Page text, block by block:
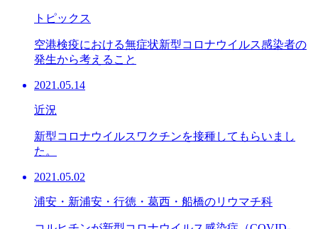
トピックス
空港検疫における無症状新型コロナウイルス感染者の
発生から考えること
2021.05.14
近況
新型コロナウイルスワクチンを接種してもらいまし
た。
2021.05.02
浦安・新浦安・行徳・葛西・船橋のリウマチ科